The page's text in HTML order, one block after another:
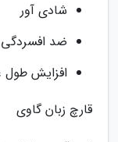
شادی آور
ضد افسردگی
افزایش طول
قارچ زبان گاوی